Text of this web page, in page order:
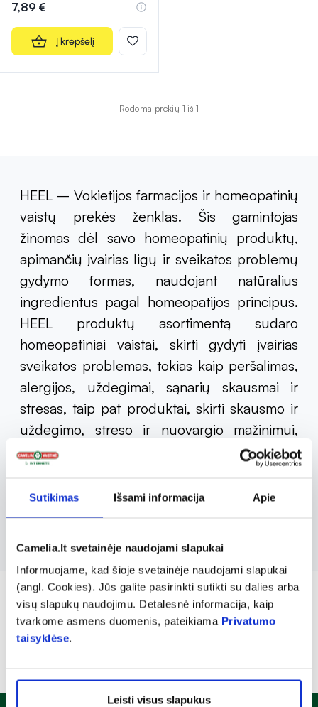
Sutikimas Išsami informacija Apie
Camelia.lt svetainėje naudojami slapukai
Informuojame, kad šioje svetainėje naudojami slapukai
(angl. Cookies). Jūs galite pasirinkti sutikti su dalies arba
visų slapukų naudojimu. Detalesnė informacija, kaip
tvarkome asmens duomenis, pateikiama Privatumo
taisyklėse.
Leisti visus slapukus
7,89 €
Į krepšelį
Rodoma prekių 1 iš 1
HEEL – Vokietijos farmacijos ir homeopatinių
vaistų prekės ženklas. Šis gamintojas
žinomas dėl savo homeopatinių produktų,
apimančių įvairias ligų ir sveikatos problemų
gydymo formas, naudojant natūralius
ingredientus pagal homeopatijos principus.
HEEL produktų asortimentą sudaro
homeopatiniai vaistai, skirti gydyti įvairias
sveikatos problemas, tokias kaip peršalimas,
alergijos, uždegimai, sąnarių skausmai ir
stresas, taip pat produktai, skirti skausmo ir
uždegimo, streso ir nuovargio mažinimui,
imuninės sistemos stiprinimui. Tai aukštos
kokybės produktai ieškantiems natūralių
gydymo būdų bei pripažįstantiems
homeopatijos naudą.